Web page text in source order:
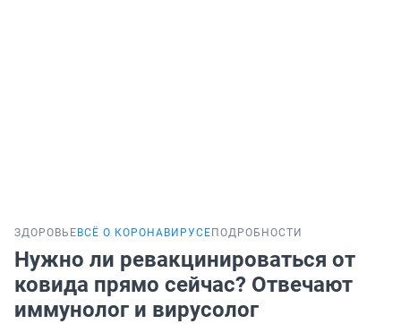
ЗДОРОВЬЕ ВСЁ О КОРОНАВИРУСЕ ПОДРОБНОСТИ
Нужно ли ревакцинироваться от
ковида прямо сейчас? Отвечают
иммунолог и вирусолог